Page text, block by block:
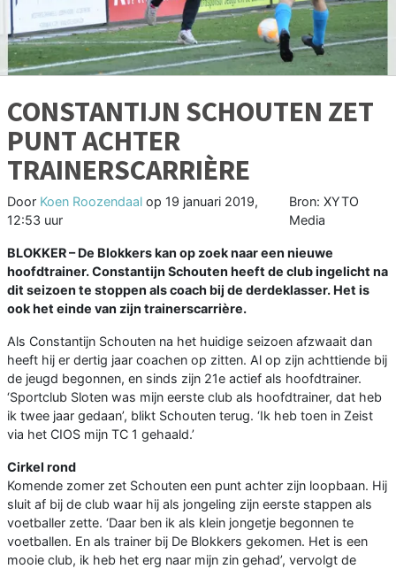
CONSTANTIJN SCHOUTEN ZET
PUNT ACHTER
TRAINERSCARRIÈRE
Door Koen Roozendaal op 19 januari 2019,
12:53 uur
Bron: XYTO
Media
BLOKKER –De Blokkers kan op zoek naar een nieuwe
hoofdtrainer. Constantijn Schouten heeft de club ingelicht na
dit seizoen te stoppen als coach bij de derdeklasser. Het is
ook het einde van zijn trainerscarrière.
Als Constantijn Schouten na het huidige seizoen afzwaait dan
heeft hij er dertig jaar coachen op zitten. Al op zijn achttiende bij
de jeugd begonnen, en sinds zijn 21e actief als hoofdtrainer.
‘Sportclub Sloten was mijn eerste club als hoofdtrainer, dat heb
ik twee jaar gedaan’, blikt Schouten terug. ‘Ik heb toen in Zeist
via het CIOS mijn TC 1 gehaald.’
Cirkel rond
Komende zomer zet Schouten een punt achter zijn loopbaan. Hij
sluit af bij de club waar hij als jongeling zijn eerste stappen als
voetballer zette. ‘Daar ben ik als klein jongetje begonnen te
voetballen. En als trainer bij De Blokkers gekomen. Het is een
mooie club, ik heb het erg naar mijn zin gehad’, vervolgt de